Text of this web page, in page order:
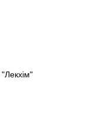
Лекхім